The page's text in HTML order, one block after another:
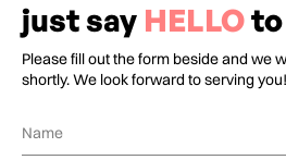
just say HELLO
Please fill out the form beside and we
shortly. We look forward to serving you!